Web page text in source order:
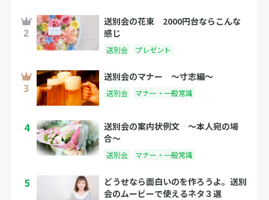
送別会の花束 2000円台ならこんな
感じ
送別会 プレゼント
送別会のマナー 〜寸志編〜
送別会 マナー・一般常識
4
送別会の案内状例文 〜本人宛の場
合〜
送別会 マナー・一般常識
5
どうせなら面白いのを作ろうよ。送別
会のムービーで使えるネタ３選